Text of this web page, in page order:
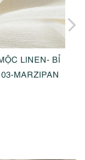
LINEN- BỈ
MARZIPAN